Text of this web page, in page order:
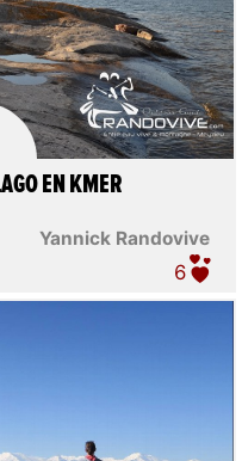
Yannick Randovive
EN KMER
6